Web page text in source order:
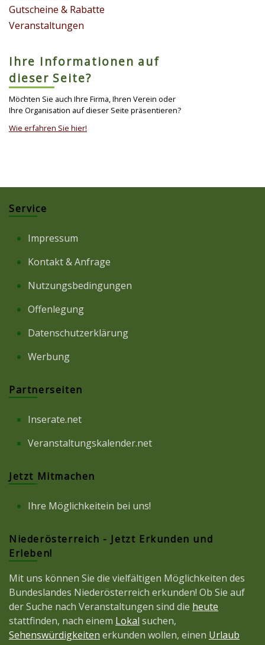
Gutscheine & Rabatte
Veranstaltungen
Ihre Informationen auf
dieser Seite?
Möchten Sie auch Ihre Firma, Ihren Verein oder
Ihre Organisation auf dieser Seite präsentieren?
Wie erfahren Sie hier!
Service
Impressum
Kontakt & Anfrage
Nutzungsbedingungen
Offenlegung
Datenschutzerklärung
Werbung
Partnerseiten
Inserate.net
Veranstaltungskalender.net
Jetzt Mitmachen
Ihre Möglichkeitein bei uns!
Niederösterreich - Jetzt Erkunden und
Erleben!
Mit uns können Sie die vielfältigen Möglichkeiten des
Bundeslandes Niederösterreich erkunden! Ob Sie auf
der Suche nach Veranstaltungen sind die heute
stattfinden, nach einem Lokal suchen,
Sehenswürdigkeiten erkunden wollen, einen Urlaub